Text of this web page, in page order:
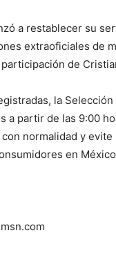
a restablecer su
extraoficiales de
de
la
a partir de las 9:00
normalidad y
en